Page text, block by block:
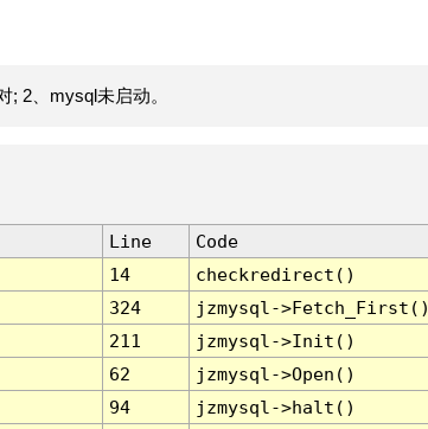
2、mysql未启动。
Line
Code
14
checkredirect()
324
jzmysql-
211
jzmysql->Init()
62
jzmysql->Open()
94
jzmysql->halt()